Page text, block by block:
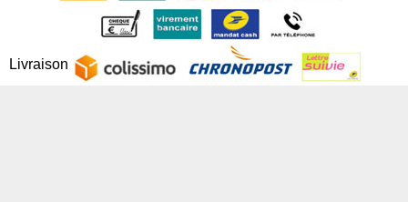
Livraison